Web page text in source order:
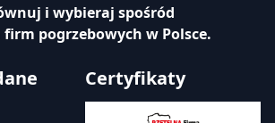
i wybieraj spośród
pogrzebowych w Polsce.
Certyfikaty